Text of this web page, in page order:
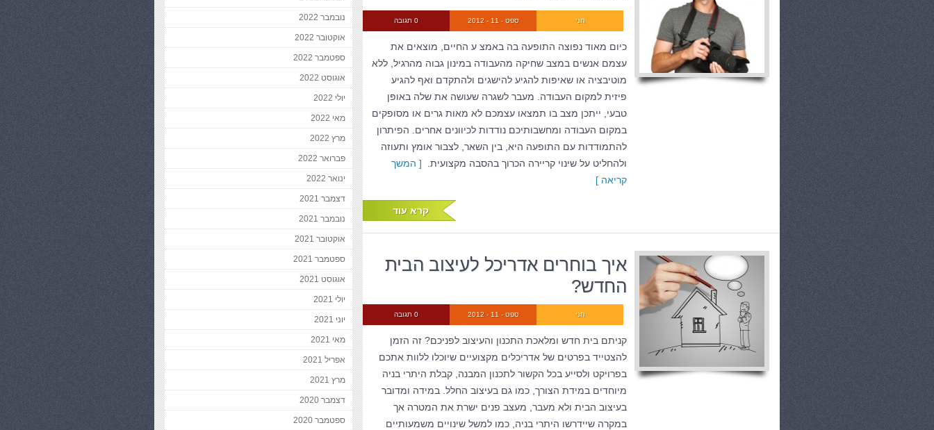
0 תגובה ספט - 11 - 2012 חני
כיום מאוד נפוצה התופעה בה באמצ ע החיים, מוצאים את
עצמם אנשים במצב שחיקה מהעבודה במינון גבוה מהרגיל, ללא
מוטיבציה או שאיפות להגיע להישגים ולהתקדם ואף להגיע
פיזית למקום העבודה. מעבר לשגרה שעושה את שלה באופן
טבעי, ייתכן מצב בו תמצאו עצמכם לא מאות גרים או מסופקים
במקום העבודה ומחשבותיכם נודדות לכיוונים אחרים. הפיתרון
להתמודדות עם התופעה היא, בין השאר, לצבור אומץ ותעוזה
ולהחליט על שינוי קריירה הכרוך בהסבה מקצועית.
[ המשך
קריאה ]
קרא עוד
איך בוחרים אדריכל לעיצוב הבית
החדש?
0 תגובה ספט - 11 - 2012 חני
קניתם בית חדש ומלאכת התכנון והעיצוב לפניכם? זה הזמן
להצטייד בפרטים של אדריכלים מקצועיים שיוכלו ללוות אתכם
בפרויקט ולסייע בכל הקשור לתכנון המבנה, קבלת היתרי בניה
מיוחדים במידת הצורך, כמו גם בעיצוב החלל. במידה ומדובר
בעיצוב הבית ולא מעבר, מעצב פנים ישרת את המטרה אך
במקרה שיידרשו היתרי בניה, כמו למשל שינויים משמעותיים
נובמבר 2022
אוקטובר 2022
ספטמבר 2022
אוגוסט 2022
יולי 2022
מאי 2022
מרץ 2022
פברואר 2022
ינואר 2022
דצמבר 2021
נובמבר 2021
אוקטובר 2021
ספטמבר 2021
אוגוסט 2021
יולי 2021
יוני 2021
מאי 2021
אפריל 2021
מרץ 2021
דצמבר 2020
ספטמבר 2020